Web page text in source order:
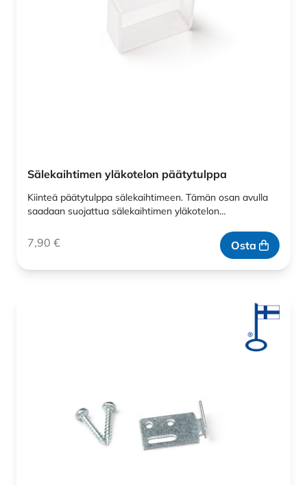
Sälekaihtimen yläkotelon päätytulppa
Kiinteä päätytulppa sälekaihtimeen. Tämän osan avulla
saadaan suojattua sälekaihtimen yläkotelon…
7,90 € Osta